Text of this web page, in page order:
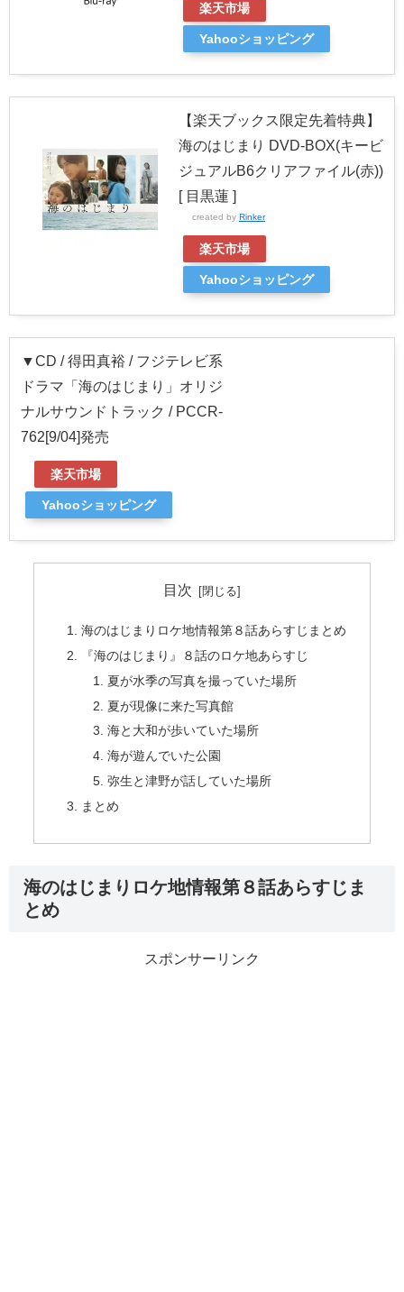
楽天市場
Yahooショッピング
【楽天ブックス限定先着特典】
海のはじまり DVD-BOX(キービ
ジュアルB6クリアファイル(赤))
[ 目黒蓮 ]
created by Rinker
楽天市場
Yahooショッピング
▼CD / 得田真裕 / フジテレビ系
ドラマ「海のはじまり」オリジ
ナルサウンドトラック / PCCR-
762[9/04]発売
楽天市場
Yahooショッピング
目次
海のはじまりロケ地情報第８話あらすじまとめ
『海のはじまり』８話のロケ地あらすじ
夏が水季の写真を撮っていた場所
夏が現像に来た写真館
海と大和が歩いていた場所
海が遊んでいた公園
弥生と津野が話していた場所
まとめ
海のはじまりロケ地情報第８話あらすじま
とめ
スポンサーリンク